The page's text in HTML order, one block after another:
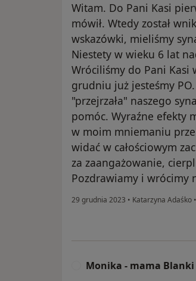
Witam. Do Pani Kasi
mówił. Wtedy został
wskazówki, mieliśmy
Niestety w wieku 6 lat
Wróciliśmy do Pani Kasi
grudniu już jesteśmy
"przejrzała" naszego
pomóc. Wyraźne efekty
w moim mniemaniu
widać w całościowym
za zaangażowanie,
Pozdrawiamy i wrócimy
29 grudnia 2023 • Katarzyna Adaśko •
Monika - mama Blanki